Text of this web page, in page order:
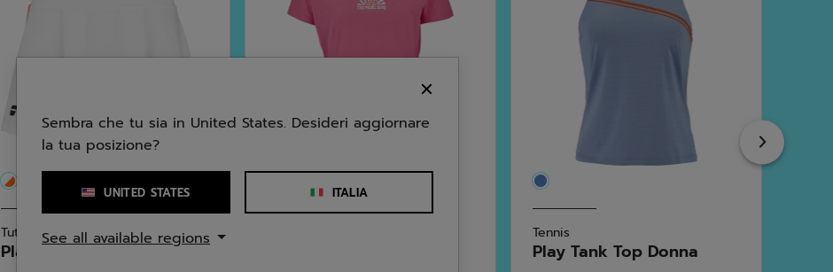
Tutto Lo Sport
Play Skirt Donna
Tennis
Play Tank Top Donna
Sembra che tu sia in United States. Desideri aggiornare
la tua posizione?
UNITED STATES ITALIA
See all available regions